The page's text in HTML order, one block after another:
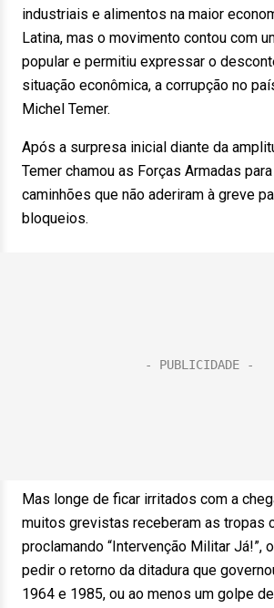
industriais e alimentos na maior
Latina, mas o movimento contou com
popular e permitiu expressar o
situação econômica, a corrupção no
Michel Temer.
Após a surpresa inicial diante da
Temer chamou as Forças Armadas
caminhões que não aderiram à greve
bloqueios.
Mas longe de ficar irritados com a
muitos grevistas receberam as tropas
proclamando “Intervenção Militar Já!”,
pedir o retorno da ditadura que
1964 e 1985, ou ao menos um golpe